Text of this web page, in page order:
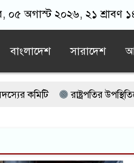
০৫ অগাস্ট ২০২৬, ২১ শ্রাবণ
বাংলাদেশ সারাদেশ
রাষ্ট্রপতির উপস্থিতিতে